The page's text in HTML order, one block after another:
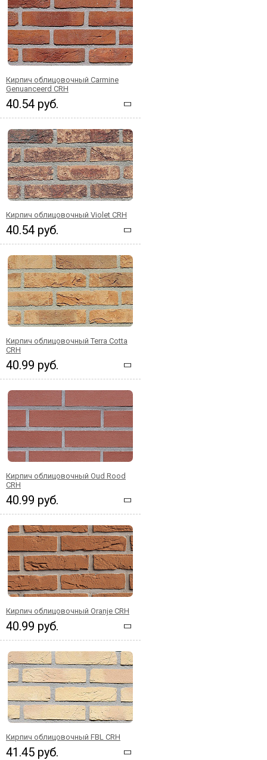
Кирпич облицовочный Carmine
Genuanceerd CRH
40.54 руб.
Кирпич облицовочный Violet CRH
40.54 руб.
Кирпич облицовочный Terra Cotta
CRH
40.99 руб.
Кирпич облицовочный Oud Rood
CRH
40.99 руб.
Кирпич облицовочный Oranje CRH
40.99 руб.
Кирпич облицовочный FBL CRH
41.45 руб.